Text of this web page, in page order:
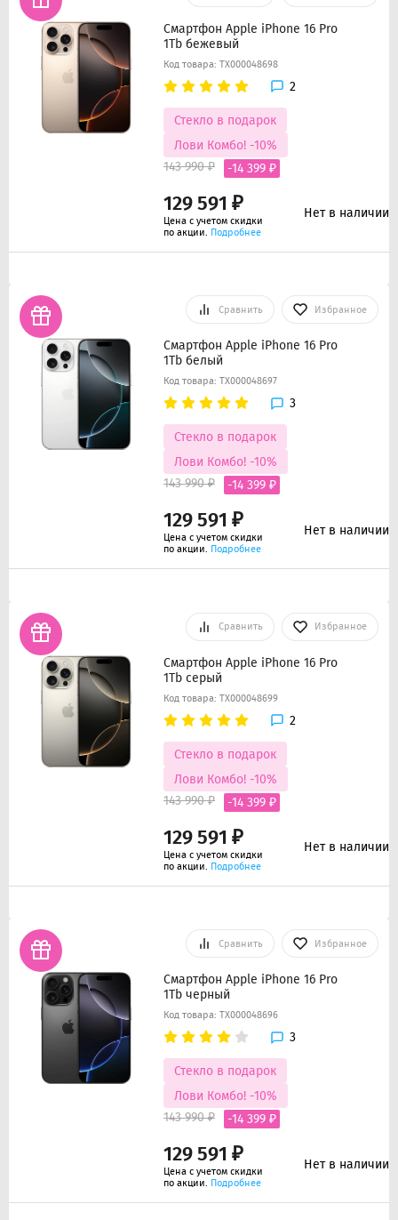
Смартфон Apple iPhone 16 Pro
1Tb бежевый
Код товара: ТХ000048698
2
Стекло в подарок
Лови Комбо! -10%
129 591 ₽
143 990 ₽ -14 399 ₽
Цена с учетом скидки
по акции. Подробнее
Нет в наличии
Сравнить Избранное
Смартфон Apple iPhone 16 Pro
1Tb белый
Код товара: ТХ000048697
3
Стекло в подарок
Лови Комбо! -10%
129 591 ₽
143 990 ₽ -14 399 ₽
Цена с учетом скидки
по акции. Подробнее
Нет в наличии
Сравнить Избранное
Смартфон Apple iPhone 16 Pro
1Tb серый
Код товара: ТХ000048699
2
Стекло в подарок
Лови Комбо! -10%
129 591 ₽
143 990 ₽ -14 399 ₽
Цена с учетом скидки
по акции. Подробнее
Нет в наличии
Сравнить Избранное
Смартфон Apple iPhone 16 Pro
1Tb черный
Код товара: ТХ000048696
3
Стекло в подарок
Лови Комбо! -10%
129 591 ₽
143 990 ₽ -14 399 ₽
Цена с учетом скидки
по акции. Подробнее
Нет в наличии